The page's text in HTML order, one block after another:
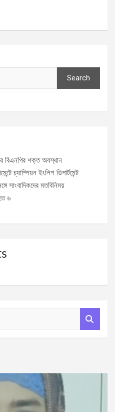
Search
বিএনপির শক্ত অবস্থান
চ্যাম্পিয়ন ইংলিশ ডিপার্টমেন্ট
সাংবাদিকদের মতবিনিময়
৬